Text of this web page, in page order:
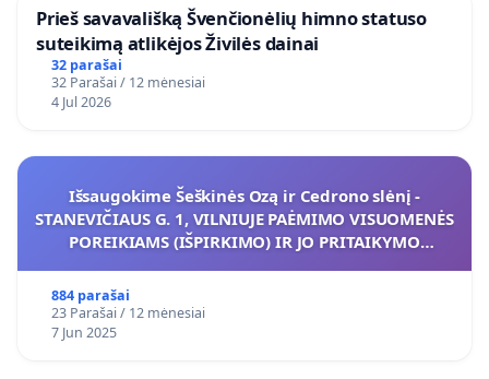
​Prieš savavališką Švenčionėlių himno statuso
suteikimą atlikėjos Živilės dainai
32 parašai
32 Parašai / 12 mėnesiai
4 Jul 2026
Išsaugokime Šeškinės Ozą ir Cedrono slėnį -
STANEVIČIAUS G. 1, VILNIUJE PAĖMIMO VISUOMENĖS
POREIKIAMS (IŠPIRKIMO) IR JO PRITAIKYMO
884 parašai
23 Parašai / 12 mėnesiai
7 Jun 2025